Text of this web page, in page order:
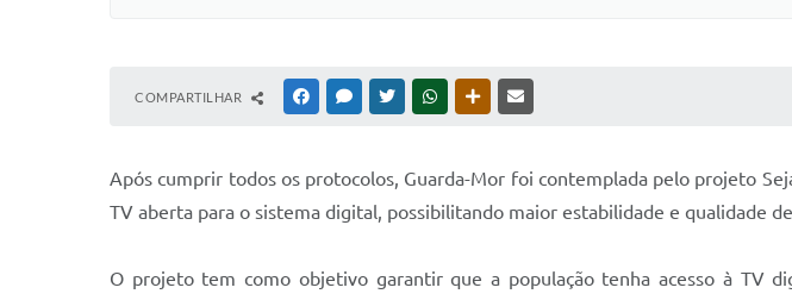
COMPARTILHAR FACEBOOKMESSENGER
TWITTERWHATSAPPOUTRAS MÍDIAS
Após cumprir todos os protocolos, Guarda-Mor foi contemplada pelo projeto
TV aberta para o sistema digital, possibilitando maior estabilidade e qualidade
O projeto tem como objetivo garantir que a população tenha acesso à TV